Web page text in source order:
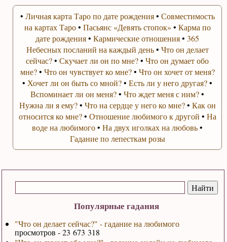
Популярные гадания
"Что он делает сейчас?" - гадание на любимого
просмотров - 23 673 318
• Личная карта Таро по дате рождения• Совместимость
на картах Таро• Пасьянс «Девять стопок» • Карма по
дате рождения•Кармические отношения•365
Небесных посланий на каждый день• Что он делает
сейчас?•Скучает ли он по мне?•Что он думает обо
мне?• Что он чувствует ко мне?• Что он хочет от меня?
• Хочет ли он быть со мной?•Есть ли у него другая?•
Вспоминает ли он меня?•Что ждет меня с ним?•
Нужна ли я ему?• Что на сердце у него ко мне?• Как он
относится ко мне?• Отношение любимого к другой • На
воде на любимого•На двух иголках на любовь•
Гадание по лепесткам розы